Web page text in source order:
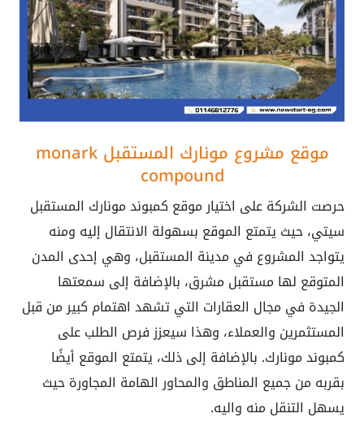
موقع مشروع مونارك المستقبل monark
compound
حرصت الشركة على اختيار موقع كمبوند مونارك المستقبل
سيتي، حيث يتمتع الموقع بسهولة الانتقال إليه ومنه
يتواجد المشروع في مدينة المستقبل، وهي إحدى المدن
المتوقع لها مستقبل مشرق، بالإضافة إلى سمعتها
الجيدة في مجال العقارات التي تشهد اهتمام كبير من قبل
المستثمرين والعملاء، وهذا سيعزز فرص الطلب على
كمبوند مونارك. بالإضافة إلى ذلك، يتمتع الموقع أيضًا
بقربه من جميع المناطق والمحاور الهامة المجاورة حيث
يسهل التنقل منه واليه.